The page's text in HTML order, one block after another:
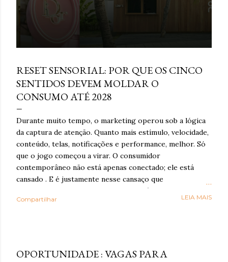
RESET SENSORIAL: POR QUE OS CINCO
SENTIDOS DEVEM MOLDAR O
CONSUMO ATÉ 2028
Durante muito tempo, o marketing operou sob a lógica
da captura de atenção. Quanto mais estímulo, velocidade,
conteúdo, telas, notificações e performance, melhor. Só
que o jogo começou a virar. O consumidor
contemporâneo não está apenas conectado; ele está
cansado . E é justamente nesse cansaço que o reset
sensorial ganha força: como resposta à exaustão
cognitiva e emocional provocada por anos de
bem-estar, presença e conexão . Embora o nome “reset
Compartilhar LEIA MAIS
OPORTUNIDADE : VAGAS PARA